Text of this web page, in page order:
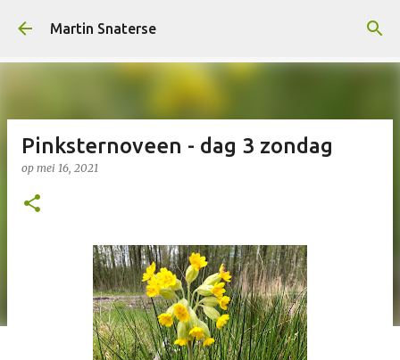
Doorgaan naar hoofdcontent
Martin Snaterse
Pinksternoveen - dag 3 zondag
op mei 16, 2021